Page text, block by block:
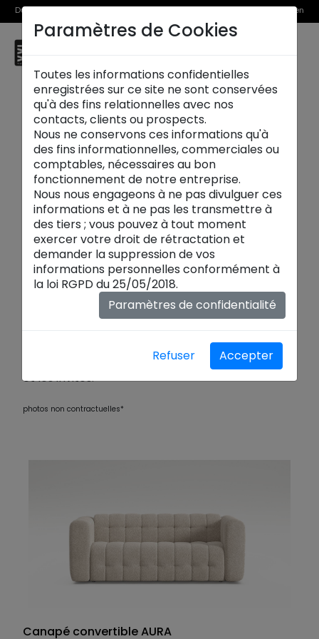
Du 1er au 31 août, découvrez >> nos Offres Spéciales et l’Offre Reprise en
magasin
Canapés convertibles
Canapé convertible design:confortde jour
comme de nuit. Avecouverture rapide,matelas
convertibles allient praticité, élégance et
personnalisation. Idéal pour les petits espaces
et les invités.
photos non contractuelles*
Canapé convertible AURA
Paramètres de Cookies
Toutes les informations confidentielles
enregistrées sur ce site ne sont conservées
qu'à des fins relationnelles avec nos
contacts, clients ou prospects.
Nous ne conservons ces informations qu'à
des fins informationnelles, commerciales ou
comptables, nécessaires au bon
fonctionnement de notre entreprise.
Nous nous engageons à ne pas divulguer ces
informations et à ne pas les transmettre à
des tiers ; vous pouvez à tout moment
exercer votre droit de rétractation et
demander la suppression de vos
informations personnelles conformément à
la loi RGPD du 25/05/2018.
Paramètres de confidentialité
Refuser Accepter